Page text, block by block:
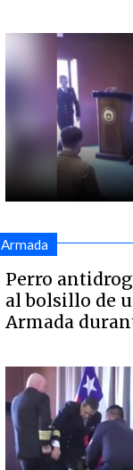
Armada
Perro
al bolsillo de
Armada